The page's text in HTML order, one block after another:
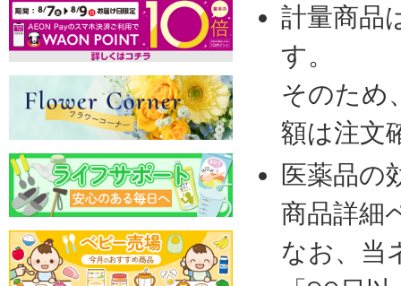
計量商品
す。
そのため
額は注文
医薬品の
商品詳細
なお、当